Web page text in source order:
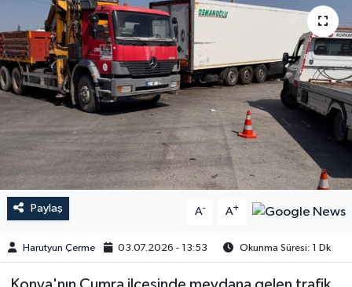
Paylaş A- A+
Harutyun Çerme 03.07.2026 - 13:53 Okunma Süresi: 1 Dk